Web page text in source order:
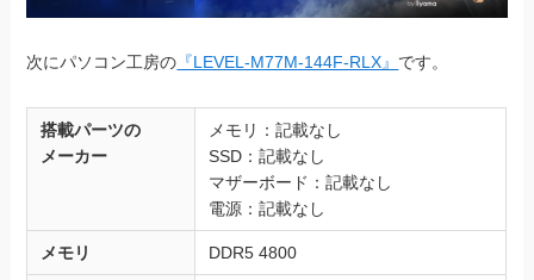
次にパソコン工房の 『LEVEL-M77M-144F-RLX』 です。
搭載パーツの
メーカー
メモリ：記載なし
SSD：記載なし
マザーボード：記載なし
電源：記載なし
メモリ DDR5 4800